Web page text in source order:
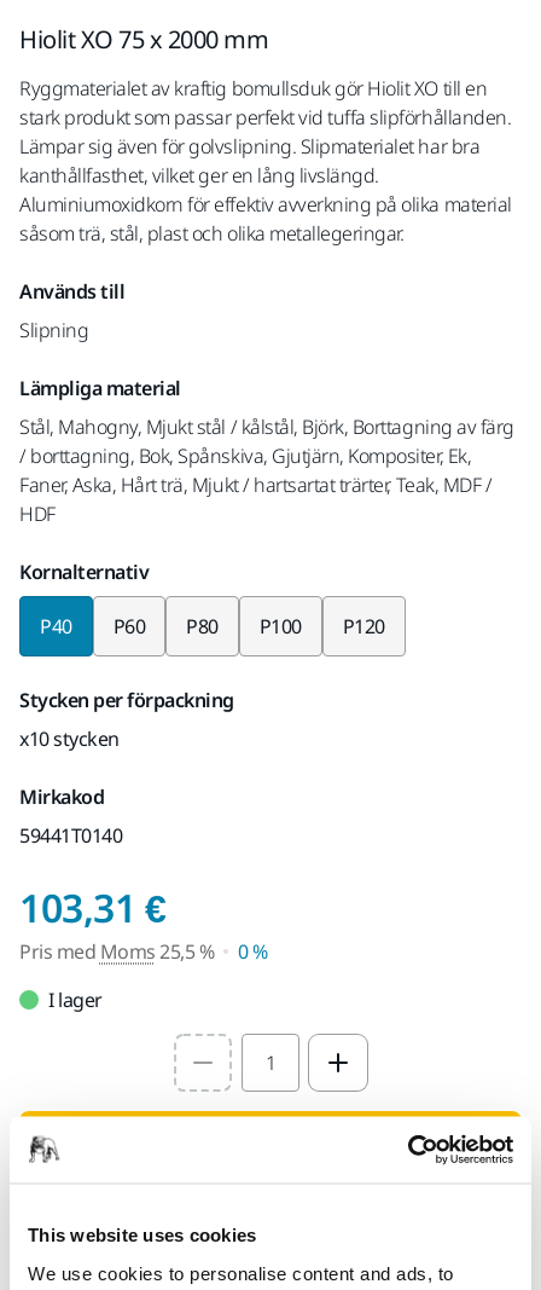
This website uses cookies
We use cookies to personalise content and ads, to
Hiolit XO 75 x 2000 mm
Ryggmaterialet av kraftig bomullsduk gör Hiolit XO till en
stark produkt som passar perfekt vid tuffa slipförhållanden.
Lämpar sig även för golvslipning. Slipmaterialet har bra
kanthållfasthet, vilket ger en lång livslängd.
Aluminiumoxidkorn för effektiv avverkning på olika material
såsom trä, stål, plast och olika metallegeringar.
Används till
Slipning
Lämpliga material
Stål, Mahogny, Mjukt stål / kålstål, Björk, Borttagning av färg
/ borttagning, Bok, Spånskiva, Gjutjärn, Kompositer, Ek,
Faner, Aska, Hårt trä, Mjukt / hartsartat trärter, Teak, MDF /
HDF
Kornalternativ
P40 P60 P80 P100 P120
Stycken per förpackning
x10 stycken
Mirkakod
59441T0140
103,31 €Pris med Moms 25,5
Pris med Moms25,5 %
0 %
I lager
Select quantity value
Hitta en återförsäljare
TILLHANDAHÅLLS FÖR DIG